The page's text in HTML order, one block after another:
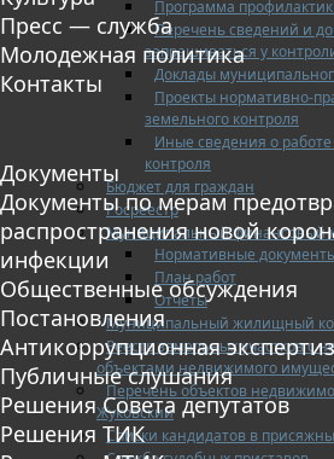
Программа
Перечень сведений и
запрашиваться у
Доклады
Проекты нормативно-
земельного контроля
Иные сведения о
контроля
Бюджет для граждан
Росреестр
Муниципальный финансовый
Нормативные
План работ
Отчеты
Муниципальный жилищный
Реестр земельных участков с
объектами недвижимого
Перечень объектов
Жуковский
Списки кандидатов в
Пресс — служба
Молодежная политика
Контакты
Документы
Документы по мерам
распространения новой
инфекции
Общественные обсуждения
Постановления
Антикоррупционная
Публичные слушания
Решения Совета депутатов
Решения ТИК